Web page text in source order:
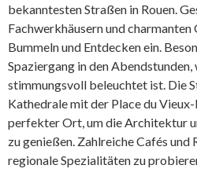
bekanntesten Straßen in Rouen.
Fachwerkhäusern und charmanten
Bummeln und Entdecken ein.
Spaziergang in den Abendstunden,
stimmungsvoll beleuchtet ist. Die
Kathedrale mit der Place du
perfekter Ort, um die Architektur
zu genießen. Zahlreiche Cafés und
regionale Spezialitäten zu